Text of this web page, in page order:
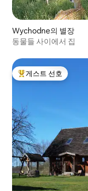
Wychodne의 별장
동물들 사이에서 집
상위 게스트 선호
게스트 선호